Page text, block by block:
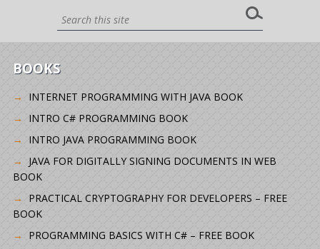
BOOKS
INTERNET PROGRAMMING WITH JAVA BOOK
INTRO C# PROGRAMMING BOOK
INTRO JAVA PROGRAMMING BOOK
JAVA FOR DIGITALLY SIGNING DOCUMENTS IN WEB
BOOK
PRACTICAL CRYPTOGRAPHY FOR DEVELOPERS – FREE
BOOK
PROGRAMMING BASICS WITH C# – FREE BOOK